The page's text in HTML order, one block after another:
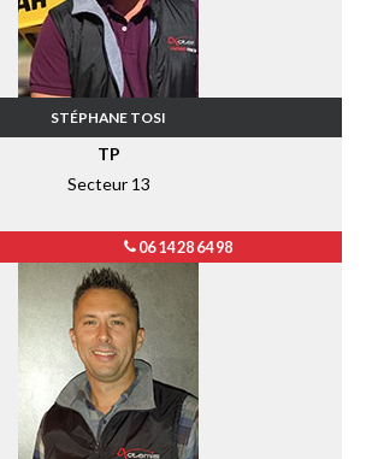
STÉPHANE TOSI
TP
Secteur 13
06 14 28 64 98